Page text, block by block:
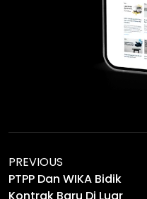
PREVIOUS
PTPP Dan WIKA Bidik
Kontrak Baru Di Luar